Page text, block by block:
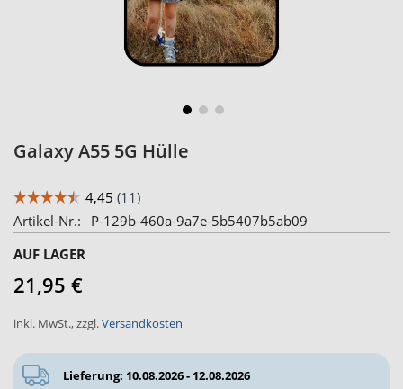
Galaxy A55 5G Hülle
Artikel-Nr.
P-129b-460a-9a7e-5b5407b5ab09
AUF LAGER
21,95 €
inkl. MwSt.,zzgl.Versandkosten
Lieferung: 10.08.2026 - 12.08.2026
Anfang
Bildergalerie
springen